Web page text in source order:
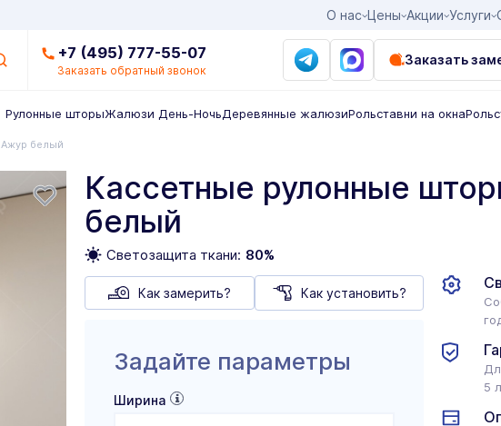
О нас Цены Акции Услуги
+7 (495) 777-55-07
Заказать обратный звонок
Заказать
Рулонные шторыЖалюзи День-НочьДеревянные жалюзиРольставни на окна
Ажур белый
Кассетные рулонные
белый
Светозащита ткани: 80%
Как замерить? Как установить?
Задайте параметры
Ширина
5